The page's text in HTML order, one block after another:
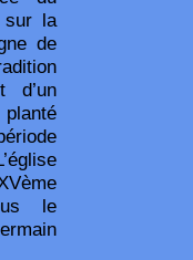
sur la
de
d’un
le